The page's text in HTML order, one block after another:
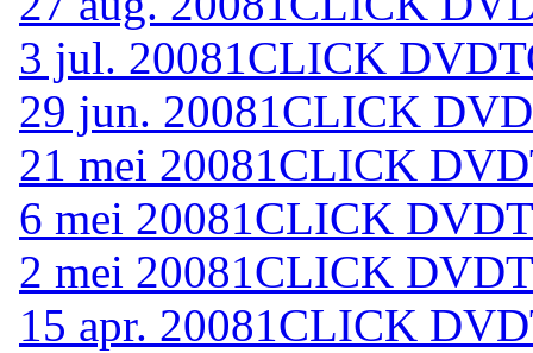
3 jul. 20081CLICK
29 jun. 20081CLICK
21 mei 20081CLICK
6 mei 20081CLICK
2 mei 20081CLICK
15 apr. 20081CLICK